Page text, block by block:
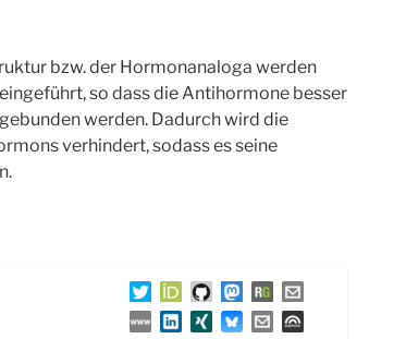
bzw. der Hormonanaloga werden
so dass die Antihormone besser
werden. Dadurch wird die
verhindert, sodass es seine